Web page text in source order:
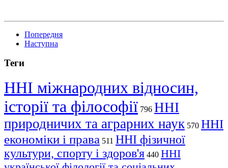
Попередня
Наступна
Теги
ННІ міжнародних відносин,
історії та філософії 796 ННІ
природничих та аграрних наук 570 ННІ
економіки і права 511 ННІ фізичної
культури, спорту і здоров'я 440 ННІ